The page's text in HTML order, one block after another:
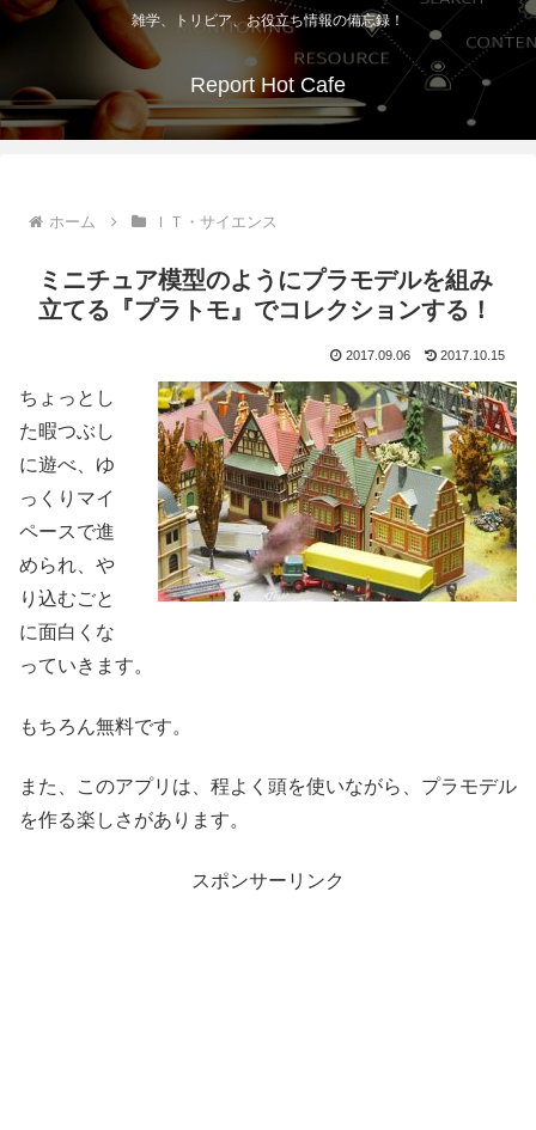
雑学、トリビア、お役立ち情報の備忘録！
Report Hot Cafe
ホーム ＩＴ・サイエンス
ミニチュア模型のようにプラモデルを組み
立てる『プラトモ』でコレクションする！
2017.09.06 2017.10.15
ちょっとし
た暇つぶし
に遊べ、ゆ
っくりマイ
ペースで進
められ、や
り込むごと
に面白くな
っていきます。
もちろん無料です。
また、このアプリは、程よく頭を使いながら、プラモデル
を作る楽しさがあります。
スポンサーリンク